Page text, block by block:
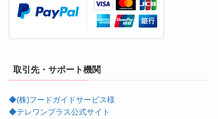
取引先・サポート機関
◆(株)フードガイドサービス様
◆テレワンプラス公式サイト